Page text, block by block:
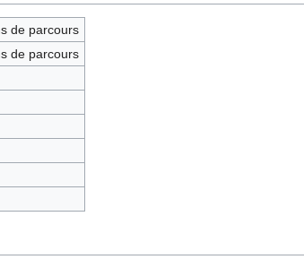
de parcours
de parcours